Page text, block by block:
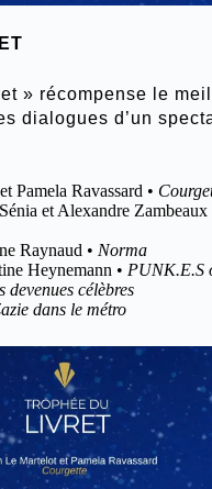
» récompense le
dialogues d’un
Pamela Ravassard •
et Alexandre Zambeaux
Raynaud • Norma
Heynemann • PUNK.E.S
devenues célèbres
dans le métro